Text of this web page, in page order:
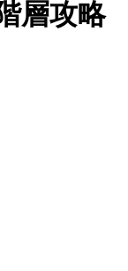
層攻略